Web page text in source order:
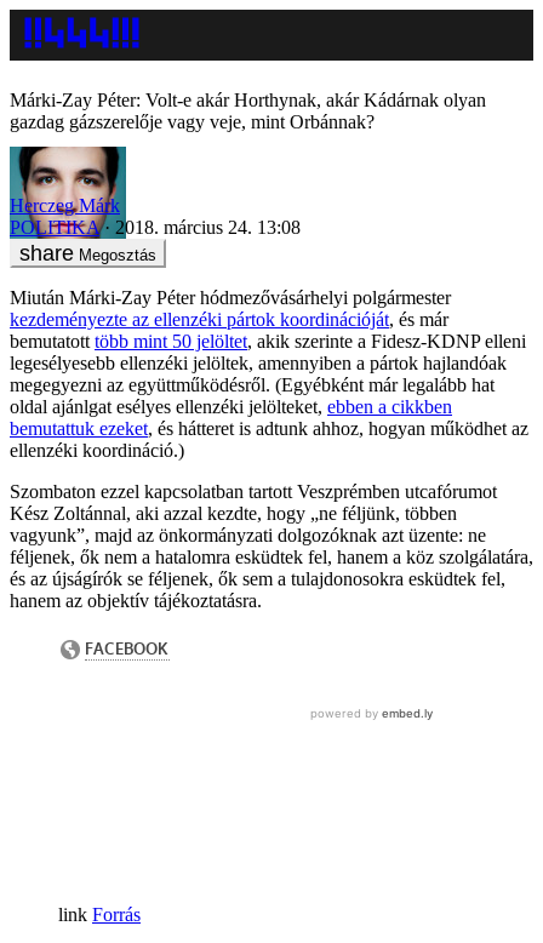
Márki-Zay Péter: Volt-e akár Horthynak, akár Kádárnak olyan
gazdag gázszerelője vagy veje, mint Orbánnak?
Herczeg Márk
POLITIKA
2018. március 24. 13:08
Megosztás
Miután Márki-Zay Péter hódmezővásárhelyi polgármester
kezdeményezte az ellenzéki pártok koordinációját, és már
bemutatott több mint 50 jelöltet, akik szerinte a Fidesz-KDNP elleni
legesélyesebb ellenzéki jelöltek, amennyiben a pártok hajlandóak
megegyezni az együttműködésről. (Egyébként már legalább hat
oldal ajánlgat esélyes ellenzéki jelölteket, ebben a cikkben
bemutattuk ezeket, és hátteret is adtunk ahhoz, hogyan működhet az
ellenzéki koordináció.)
Szombaton ezzel kapcsolatban tartott Veszprémben utcafórumot
Kész Zoltánnal, aki azzal kezdte, hogy „ne féljünk, többen
vagyunk”, majd az önkormányzati dolgozóknak azt üzente: ne
féljenek, ők nem a hatalomra esküdtek fel, hanem a köz szolgálatára,
és az újságírók se féljenek, ők sem a tulajdonosokra esküdtek fel,
hanem az objektív tájékoztatásra.
Forrás